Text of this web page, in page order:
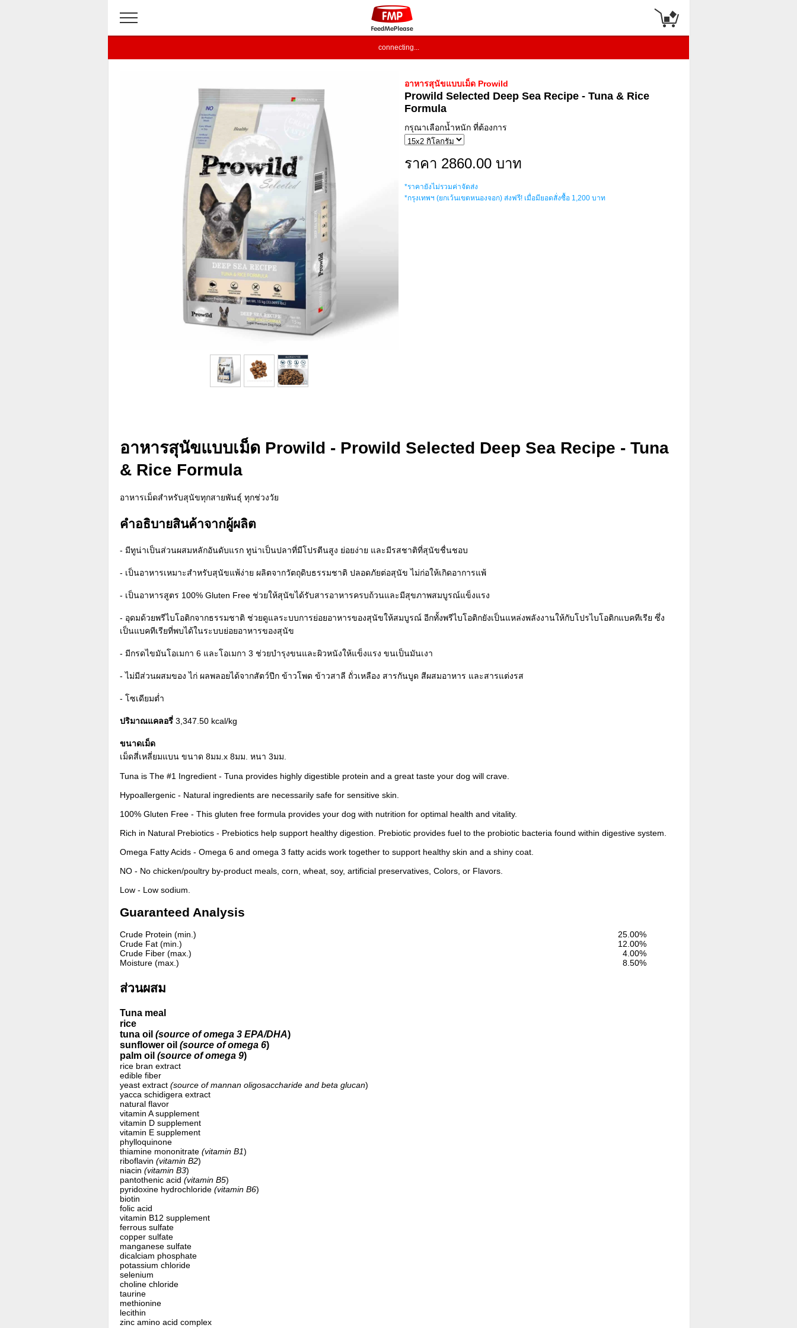
connecting...
อาหารสุนัขแบบเม็ด Prowild
Prowild Selected Deep Sea Recipe - Tuna & Rice
Formula
กรุณาเลือกน้ำหนัก ที่ต้องการ
ราคา 2860.00 บาท
*ราคายังไม่รวมค่าจัดส่ง
*กรุงเทพฯ (ยกเว้นเขตหนองจอก) ส่งฟรี! เมื่อมียอดสั่งซื้อ 1,200 บาท
อาหารสุนัขแบบเม็ด Prowild - Prowild Selected Deep Sea Recipe - Tuna
& Rice Formula
อาหารเม็ดสำหรับสุนัขทุกสายพันธุ์ ทุกช่วงวัย
คำอธิบายสินค้าจากผู้ผลิต
- มีทูน่าเป็นส่วนผสมหลักอันดับแรก ทูน่าเป็นปลาที่มีโปรตีนสูง ย่อยง่าย และมีรสชาติที่สุนัขชื่นชอบ
- เป็นอาหารเหมาะสำหรับสุนัขแพ้ง่าย ผลิตจากวัตถุดิบธรรมชาติ ปลอดภัยต่อสุนัข ไม่ก่อให้เกิดอาการแพ้
- เป็นอาหารสูตร 100% Gluten Free ช่วยให้สุนัขได้รับสารอาหารครบถ้วนและมีสุขภาพสมบูรณ์แข็งแรง
- อุดมด้วยพรีไบโอติกจากธรรมชาติ ช่วยดูแลระบบการย่อยอาหารของสุนัขให้สมบูรณ์ อีกทั้งพรีไบโอติกยังเป็นแหล่งพลังงานให้กับโปรไบโอติกแบคทีเรีย ซึ่ง
เป็นแบคทีเรียที่พบได้ในระบบย่อยอาหารของสุนัข
- มีกรดไขมันโอเมกา 6 และโอเมกา 3 ช่วยบำรุงขนและผิวหนังให้แข็งแรง ขนเป็นมันเงา
- ไม่มีส่วนผสมของ ไก่ ผลพลอยได้จากสัตว์ปีก ข้าวโพด ข้าวสาลี ถั่วเหลือง สารกันบูด สีผสมอาหาร และสารแต่งรส
- โซเดียมต่ำ
ปริมาณแคลอรี่ 3,347.50 kcal/kg
ขนาดเม็ด
เม็ดสี่เหลี่ยมแบน ขนาด 8มม.x 8มม. หนา 3มม.
Tuna is The #1 Ingredient - Tuna provides highly digestible protein and a great taste your dog will crave.
Hypoallergenic - Natural ingredients are necessarily safe for sensitive skin.
100% Gluten Free - This gluten free formula provides your dog with nutrition for optimal health and vitality.
Rich in Natural Prebiotics - Prebiotics help support healthy digestion. Prebiotic provides fuel to the probiotic bacteria found within digestive system.
Omega Fatty Acids - Omega 6 and omega 3 fatty acids work together to support healthy skin and a shiny coat.
NO - No chicken/poultry by-product meals, corn, wheat, soy, artificial preservatives, Colors, or Flavors.
Low - Low sodium.
Guaranteed Analysis
Crude Protein (min.) 25.00%
Crude Fat (min.)
12.00%
Crude Fiber (max.)
4.00%
Moisture (max.)
8.50%
ส่วนผสม
Tuna meal
rice
tuna oil (source of omega 3 EPA/DHA)
sunflower oil (source of omega 6)
palm oil (source of omega 9)
rice bran extract
edible fiber
yeast extract (source of mannan oligosaccharide and beta glucan)
yacca schidigera extract
natural flavor
vitamin A supplement
vitamin D supplement
vitamin E supplement
phylloquinone
thiamine mononitrate (vitamin B1)
riboflavin (vitamin B2)
niacin (vitamin B3)
pantothenic acid (vitamin B5)
pyridoxine hydrochloride (vitamin B6)
biotin
folic acid
vitamin B12 supplement
ferrous sulfate
copper sulfate
manganese sulfate
dicalciam phosphate
potassium chloride
selenium
choline chloride
taurine
methionine
lecithin
zinc amino acid complex